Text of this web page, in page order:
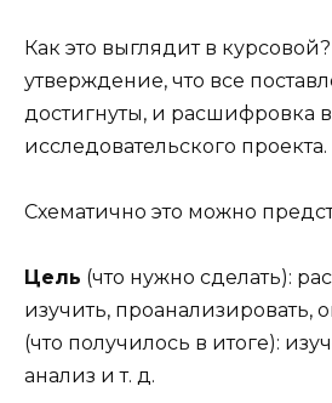
Как это выглядит в
утверждение, что все
достигнуты, и расшифровка
исследовательского проекта.
Схематично это можно
Цель (что нужно сделать):
изучить, проанализировать,
(что получилось в итоге):
анализ и т. д.